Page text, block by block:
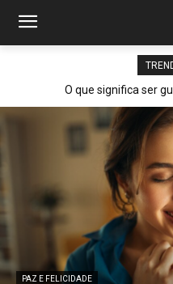
O que significa ser
PAZ E FELICIDADE